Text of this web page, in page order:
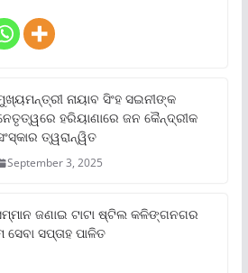
ନାୟାବ ସିଂହ ସଇନୀଙ୍କ
ହରିୟାଣାରେ ଜନ କୈନ୍ଦ୍ରୀକ
ତ୍ୱରାନ୍ୱିତ
September 3, 2025
ଜଣାଇ ଟାଟା ଷ୍ଟିଲ କଳିଙ୍ଗନଗର
ସପ୍ତାହ ପାଳିତ